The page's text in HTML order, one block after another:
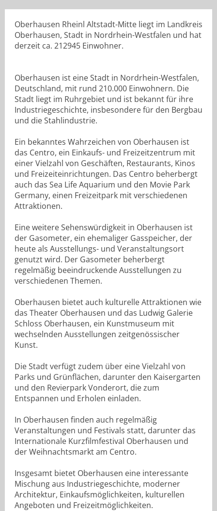
Oberhausen Rheinl Altstadt-Mitte liegt im Landkreis
Oberhausen, Stadt in Nordrhein-Westfalen und hat
derzeit ca. 212945 Einwohner.
Oberhausen ist eine Stadt in Nordrhein-Westfalen,
Deutschland, mit rund 210.000 Einwohnern. Die
Stadt liegt im Ruhrgebiet und ist bekannt für ihre
Industriegeschichte, insbesondere für den Bergbau
und die Stahlindustrie.
Ein bekanntes Wahrzeichen von Oberhausen ist
das Centro, ein Einkaufs- und Freizeitzentrum mit
einer Vielzahl von Geschäften, Restaurants, Kinos
und Freizeiteinrichtungen. Das Centro beherbergt
auch das Sea Life Aquarium und den Movie Park
Germany, einen Freizeitpark mit verschiedenen
Attraktionen.
Eine weitere Sehenswürdigkeit in Oberhausen ist
der Gasometer, ein ehemaliger Gasspeicher, der
heute als Ausstellungs- und Veranstaltungsort
genutzt wird. Der Gasometer beherbergt
regelmäßig beeindruckende Ausstellungen zu
verschiedenen Themen.
Oberhausen bietet auch kulturelle Attraktionen wie
das Theater Oberhausen und das Ludwig Galerie
Schloss Oberhausen, ein Kunstmuseum mit
wechselnden Ausstellungen zeitgenössischer
Kunst.
Die Stadt verfügt zudem über eine Vielzahl von
Parks und Grünflächen, darunter den Kaisergarten
und den Revierpark Vonderort, die zum
Entspannen und Erholen einladen.
In Oberhausen finden auch regelmäßig
Veranstaltungen und Festivals statt, darunter das
Internationale Kurzfilmfestival Oberhausen und
der Weihnachtsmarkt am Centro.
Insgesamt bietet Oberhausen eine interessante
Mischung aus Industriegeschichte, moderner
Architektur, Einkaufsmöglichkeiten, kulturellen
Angeboten und Freizeitmöglichkeiten.